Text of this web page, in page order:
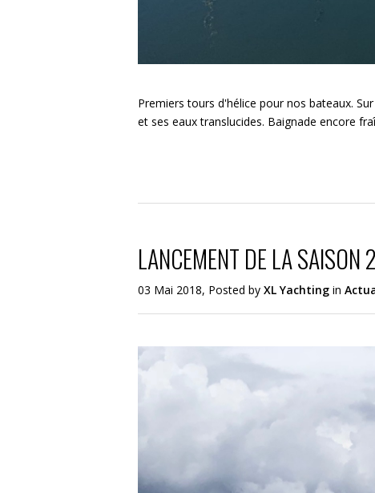
Premiers tours d'hélice pour nos bateaux.
et ses eaux translucides. Baignade encore
LANCEMENT DE LA SAISON
03 Mai 2018, Posted by XL Yachting in